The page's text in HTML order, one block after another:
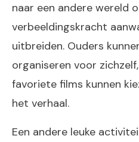
naar een andere wereld
verbeeldingskracht
uitbreiden. Ouders
organiseren voor
favoriete films kunnen
het verhaal.
Een andere leuke